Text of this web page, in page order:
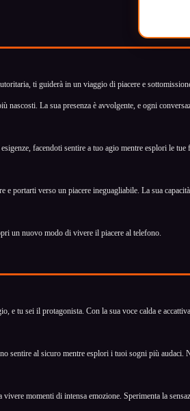
ti guiderà in un viaggio di piacere e
La sua presenza è avvolgente, e ogni
facendoti sentire a tuo agio mentre esplori le tue
verso un piacere ineguagliabile. La sua
un nuovo modo di vivere il piacere al telefono.
e tu sei il protagonista. Con la sua voce calda e
al sicuro mentre esplori i tuoi sogni più audaci.
momenti di intensa emozione. Sperimenta la